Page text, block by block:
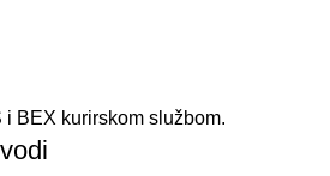
i BEX kurirskom službom.